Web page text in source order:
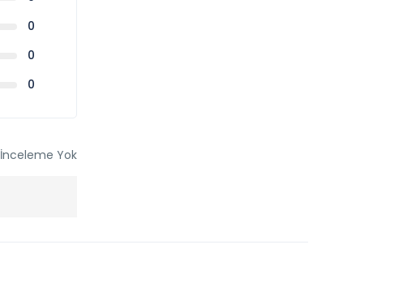
0
0
0
İnceleme Yok